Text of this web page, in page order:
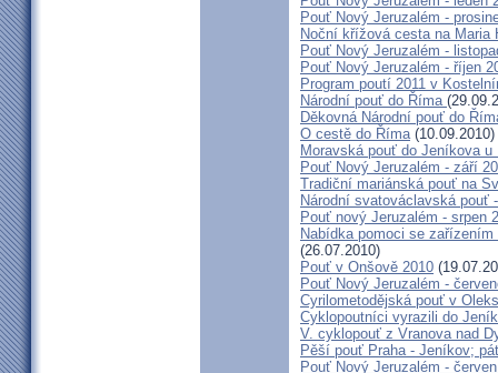
Pouť Nový Jeruzalém -
Noční křížová cesta na Maria
Pouť Nový Jeruzalém -
Pouť Nový Jeruzalém - říjen
Program poutí 2011 v
Národní pouť do Říma
Děkovná Národní pouť do
O cestě do Říma(10.09.2010)
Moravská pouť do Jeníkova u
Pouť Nový Jeruzalém - září
Tradiční mariánská pouť na
Národní svatováclavská pouť
Pouť nový Jeruzalém - srpen
Nabídka pomoci se
(26.07.2010)
Pouť v Onšově 2010
Pouť Nový Jeruzalém -
Cyrilometodějská pouť v
Cyklopoutníci vyrazili do
V. cyklopouť z Vranova nad
Pěší pouť Praha - Jeníkov;
Pouť Nový Jeruzalém -